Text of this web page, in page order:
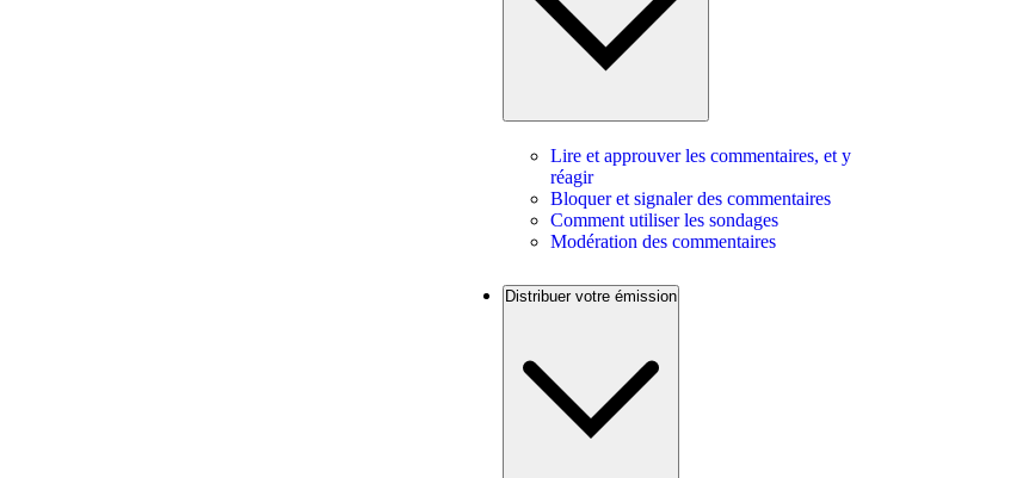
Lire et approuver les commentaires, et y
réagir
Bloquer et signaler des commentaires
Comment utiliser les sondages
Modération des commentaires
Distribuer votre émission